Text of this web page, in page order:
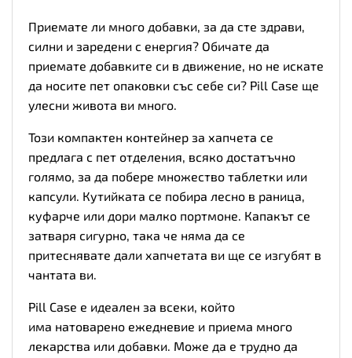
Приемате ли много добавки, за да сте здрави,
силни и заредени с енергия? Обичате да
приемате добавките си в движение, но не искате
да носите пет опаковки със себе си? Pill Case ще
улесни живота ви много.
Този компактен контейнер за хапчета се
предлага с пет отделения, всяко достатъчно
голямо, за да побере множество таблетки или
капсули. Кутийката се побира лесно в раница,
куфарче или дори малко портмоне. Капакът се
затваря сигурно, така че няма да се
притеснявате дали хапчетата ви ще се изгубят в
чантата ви.
Pill Case е идеален за всеки, който
има натоварено ежедневие и приема много
лекарства или добавки. Може да е трудно да